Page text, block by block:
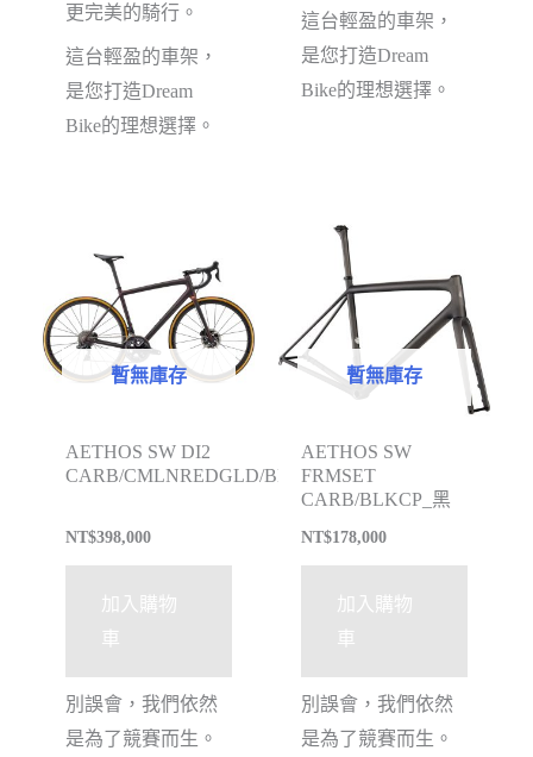
更完美的騎行。
這台輕盈的車架，
是您打造Dream
Bike的理想選擇。
這台輕盈的車架，
是您打造Dream
Bike的理想選擇。
暫無庫存
AETHOS SW DI2
CARB/CMLNREDGLD/BNZFL
NT$398,000
加入購物
車
別誤會，我們依然
是為了競賽而生。
暫無庫存
AETHOS SW
FRMSET
CARB/BLKCP_黑
NT$178,000
加入購物
車
別誤會，我們依然
是為了競賽而生。